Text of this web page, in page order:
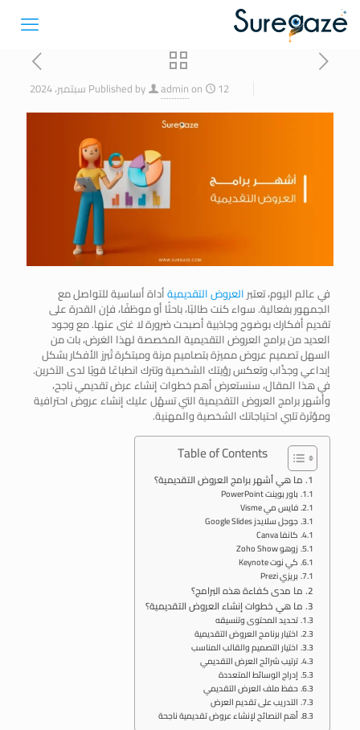
Published by adminon 12 سبتمبر، 2024
في عالم اليوم، تعتبرالعروض التقديميةأداة أساسية للتواصل مع
الجمهور بفعالية. سواء كنت طالبًا، باحثًا أو موظفًا، فإن القدرة على
تقديم أفكارك بوضوح وجاذبية أصبحت ضرورة لا غنى عنها. مع وجود
العديد من برامج العروض التقديمية المخصصة لهذا الغرض، بات من
السهل تصميم عروض مميزة بتصاميم مرنة ومبتكرة تُبرز الأفكار بشكل
إبداعي وجذّاب وتعكس رؤيتك الشخصية وتترك انطباعًا قويًا لدى الآخرين.
في هذا المقال، سنستعرض أهم خطوات إنشاء عرض تقديمي ناجح،
وأشهر برامج العروض التقديمية التي تسهّل عليك إنشاء عروض احترافية
ومؤثرة تلبي احتياجاتك الشخصية والمهنية.
Table of Contents
ما هي أشهر برامج العروض التقديمية؟
باور بوينت PowerPoint
فايس مي Visme
جوجل سلايدز Google Slides
كانفا Canva
زوهو Zoho Show
كي نوت Keynote
بريزي Prezi
ما مدى كفاءة هذه البرامج؟
ما هي خطوات إنشاء العروض التقديمية؟
تحديد المحتوى وتنسيقه
اختيار برنامج العروض التقديمية
اختيار التصميم والقالب المناسب
ترتيب شرائح العرض التقديمي
إدراج الوسائط المتعددة
حفظ ملف العرض التقديمي
التدريب على تقديم العرض
أهم النصائح لإنشاء عروض تقديمية ناجحة